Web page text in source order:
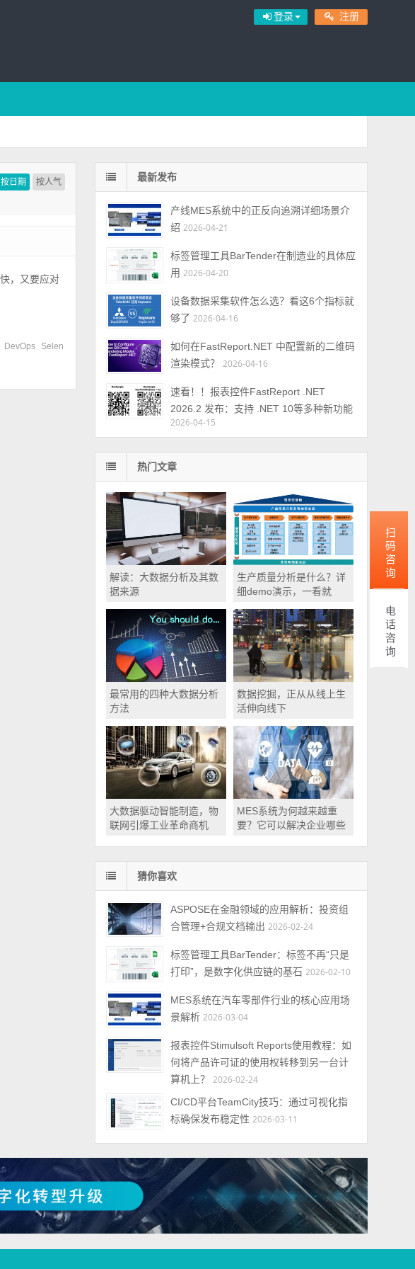
扫码咨询
电话咨询
登录 注册
按日期 按人气
，又要应对
DevOps
Selen
最新发布
产线MES系统中的正反向追溯详细场景介
绍 2026-04-21
标签管理工具BarTender在制造业的具体应
用 2026-04-20
设备数据采集软件怎么选？看这6个指标就
够了 2026-04-16
如何在FastReport.NET 中配置新的二维码
渲染模式？
2026-04-16
速看！！报表控件FastReport .NET
2026.2 发布：支持 .NET 10等多种新功能
2026-04-15
热门文章
解读：大数据分析及其数
据来源
生产质量分析是什么？详
细demo演示，一看就
最常用的四种大数据分析
方法
数据挖掘，正从从线上生
活伸向线下
大数据驱动智能制造，物
联网引爆工业革命商机
MES系统为何越来越重
要？它可以解决企业哪些
猜你喜欢
ASPOSE在金融领域的应用解析：投资组
合管理+合规文档输出 2026-02-24
标签管理工具BarTender：标签不再“只是
打印”，是数字化供应链的基石 2026-02-10
MES系统在汽车零部件行业的核心应用场
景解析 2026-03-04
报表控件Stimulsoft Reports使用教程：如
何将产品许可证的使用权转移到另一台计
算机上？
2026-02-24
CI/CD平台TeamCity技巧：通过可视化指
标确保发布稳定性 2026-03-11